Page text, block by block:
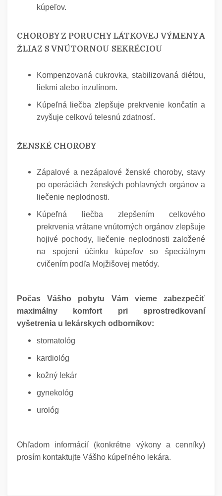
kúpeľov.
CHOROBY Z PORUCHY LÁTKOVEJ VÝMENY A
ŽLIAZ S VNÚTORNOU SEKRÉCIOU
Kompenzovaná cukrovka, stabilizovaná diétou,
liekmi alebo inzulínom.
Kúpeľná liečba zlepšuje prekrvenie končatín a
zvyšuje celkovú telesnú zdatnosť.
ŽENSKÉ CHOROBY
Zápalové a nezápalové ženské choroby, stavy
po operáciách ženských pohlavných orgánov a
liečenie neplodnosti.
Kúpeľná liečba zlepšením celkového
prekrvenia vrátane vnútorných orgánov zlepšuje
hojivé pochody, liečenie neplodnosti založené
na spojení účinku kúpeľov so špeciálnym
cvičením podľa Mojžišovej metódy.
Počas Vášho pobytu Vám vieme zabezpečiť
maximálny komfort pri sprostredkovaní
vyšetrenia u lekárskych odborníkov:
stomatológ
kardiológ
kožný lekár
gynekológ
urológ
Ohľadom informácií (konkrétne výkony a cenníky)
prosím kontaktujte Vášho kúpeľného lekára.